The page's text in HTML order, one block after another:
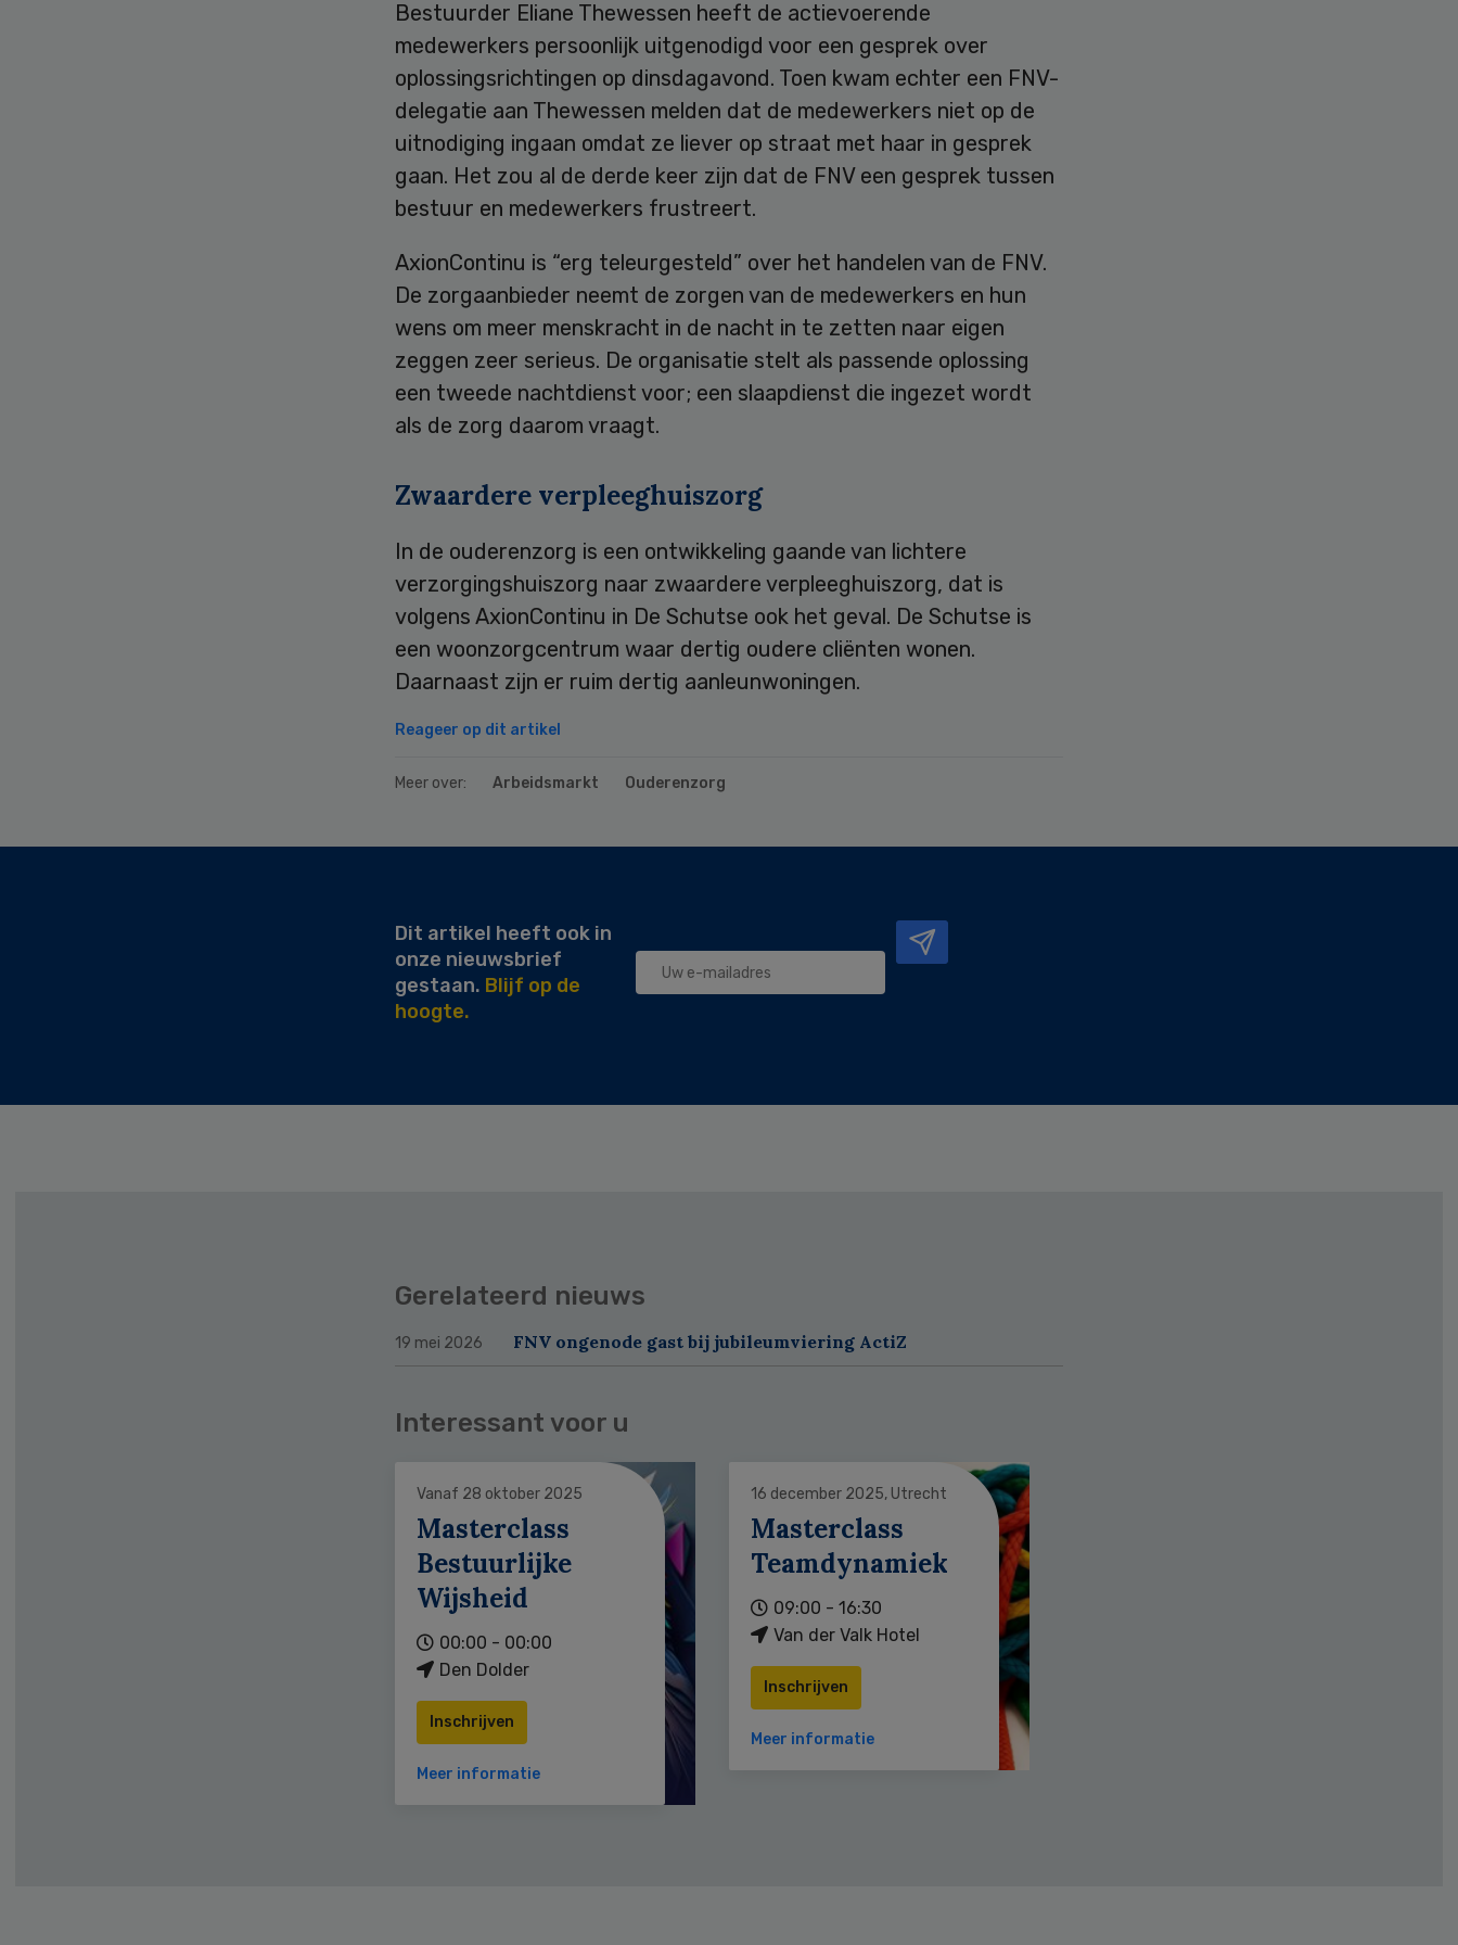
Bestuurder Eliane Thewessen heeft de actievoerende
medewerkers persoonlijk uitgenodigd voor een gesprek over
oplossingsrichtingen op dinsdagavond. Toen kwam echter een FNV-
delegatie aan Thewessen melden dat de medewerkers niet op de
uitnodiging ingaan omdat ze liever op straat met haar in gesprek
gaan. Het zou al de derde keer zijn dat de FNV een gesprek tussen
bestuur en medewerkers frustreert.
AxionContinu is “erg teleurgesteld” over het handelen van de FNV.
De zorgaanbieder neemt de zorgen van de medewerkers en hun
wens om meer menskracht in de nacht in te zetten naar eigen
zeggen zeer serieus. De organisatie stelt als passende oplossing
een tweede nachtdienst voor; een slaapdienst die ingezet wordt
als de zorg daarom vraagt.
Zwaardere verpleeghuiszorg
In de ouderenzorg is een ontwikkeling gaande van lichtere
verzorgingshuiszorg naar zwaardere verpleeghuiszorg, dat is
volgens AxionContinu in De Schutse ook het geval. De Schutse is
een woonzorgcentrum waar dertig oudere cliënten wonen.
Daarnaast zijn er ruim dertig aanleunwoningen.
Reageer op dit artikel
Meer over: Arbeidsmarkt Ouderenzorg
Dit artikel heeft ook in
onze nieuwsbrief
gestaan. Blijf op de
hoogte.
Gerelateerd nieuws
19 mei 2026 FNV ongenode gast bij jubileumviering ActiZ
Interessant voor u
Vanaf 28 oktober 2025
Masterclass
Bestuurlijke
Wijsheid
00:00 - 00:00
Den Dolder
Inschrijven
Meer informatie
16 december 2025, Utrecht
Masterclass
Teamdynamiek
09:00 - 16:30
Van der Valk Hotel
Inschrijven
Meer informatie